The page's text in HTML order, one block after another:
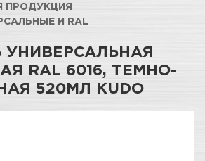
ПРОДУКЦИЯ
И RAL
УНИВЕРСАЛЬНАЯ
RAL 6016, ТЕМНО-
520МЛ KUDO